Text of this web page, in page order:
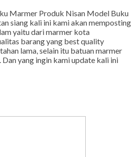
Marmer Produk Nisan Model Buku
siang kali ini kami akan memposting
yaitu dari marmer kota
barang yang best quality
lama, selain itu batuan marmer
Dan yang ingin kami update kali ini